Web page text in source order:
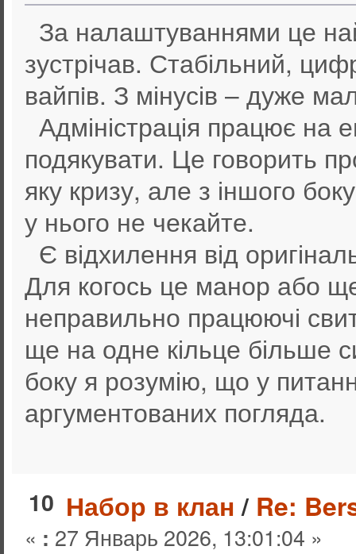
За налаштуваннями це
зустрічав. Стабільний,
вайпiв. З мінусів – дуже
Адміністрація працює на
подякувати. Це говорить
яку кризу, але з іншого
у нього не чекайте.
Є відхилення від
Для когось це манор або
неправильно працюючі
ще на одне кільце більше
боку я розумію, що у
аргументованих погляда.
10 Набор в клан/ Re:
« : 27 Январь 2026, 13:01:04 »